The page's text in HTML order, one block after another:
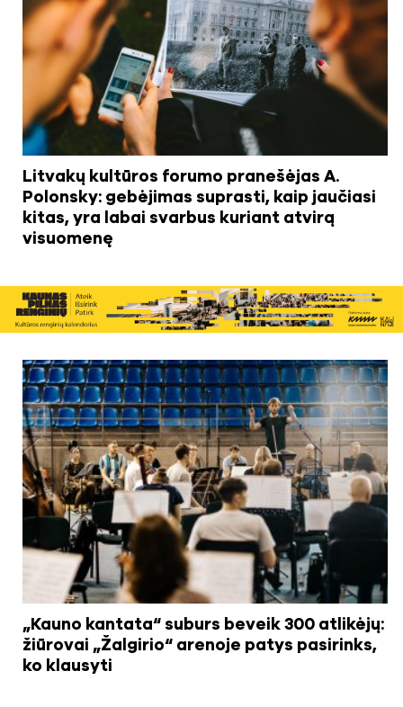
Litvakų kultūros forumo pranešėjas A.
Polonsky: gebėjimas suprasti, kaip jaučiasi
kitas, yra labai svarbus kuriant atvirą
visuomenę
„Kauno kantata“ suburs beveik 300 atlikėjų:
žiūrovai „Žalgirio“ arenoje patys pasirinks,
ko klausyti